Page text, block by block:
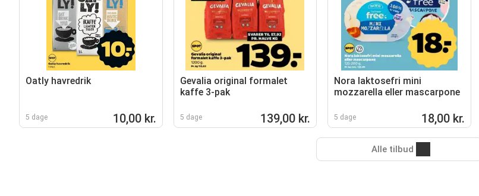
Oatly havredrik
5 dage 10,00 kr.
Gevalia original formalet
kaffe 3-pak
5 dage 139,00 kr.
Nora laktosefri mini
mozzarella eller mascarpone
5 dage 18,00 kr.
Alle tilbud